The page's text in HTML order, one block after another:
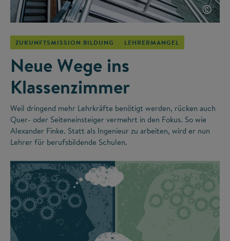
©
ZUKUNFTSMISSION BILDUNG LEHRERMANGEL
Neue Wege ins
Klassenzimmer
Weil dringend mehr Lehrkräfte benötigt werden, rücken auch
Quer- oder Seiteneinsteiger vermehrt in den Fokus. So wie
Alexander Finke. Statt als Ingenieur zu arbeiten, wird er nun
Lehrer für berufsbildende Schulen.